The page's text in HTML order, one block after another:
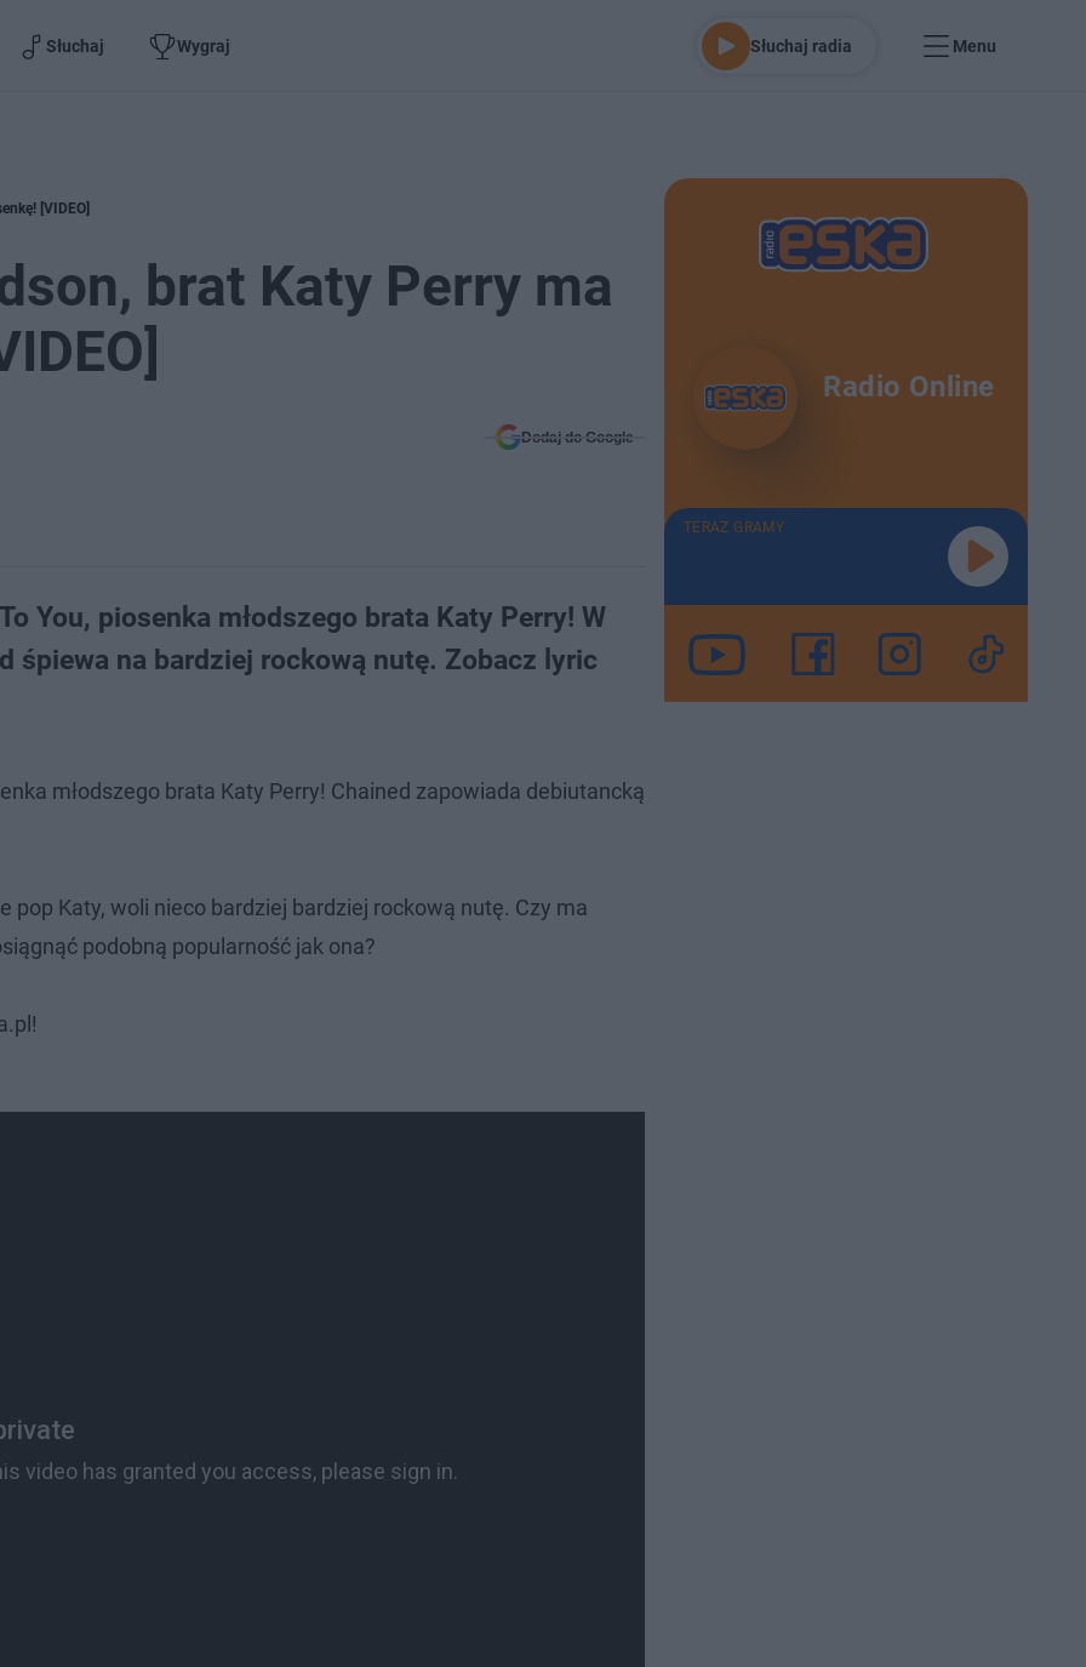
Słuchaj Wygraj Słuchaj radia Menu
[VIDEO]
brat Katy Perry ma
Dodaj do Google
You, piosenka młodszego brata Katy Perry! W
śpiewa na bardziej rockową nutę. Zobacz lyric
młodszego brata Katy Perry! Chained zapowiada debiutancką
Katy, woli nieco bardziej bardziej rockową nutę. Czy ma
podobną popularność jak ona?
Radio Online
TERAZ GRAMY